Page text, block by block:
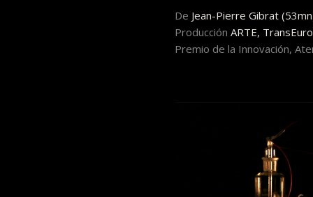
De Jean-Pierre Gibrat
Producción ARTE,
Premio de la Innovación,